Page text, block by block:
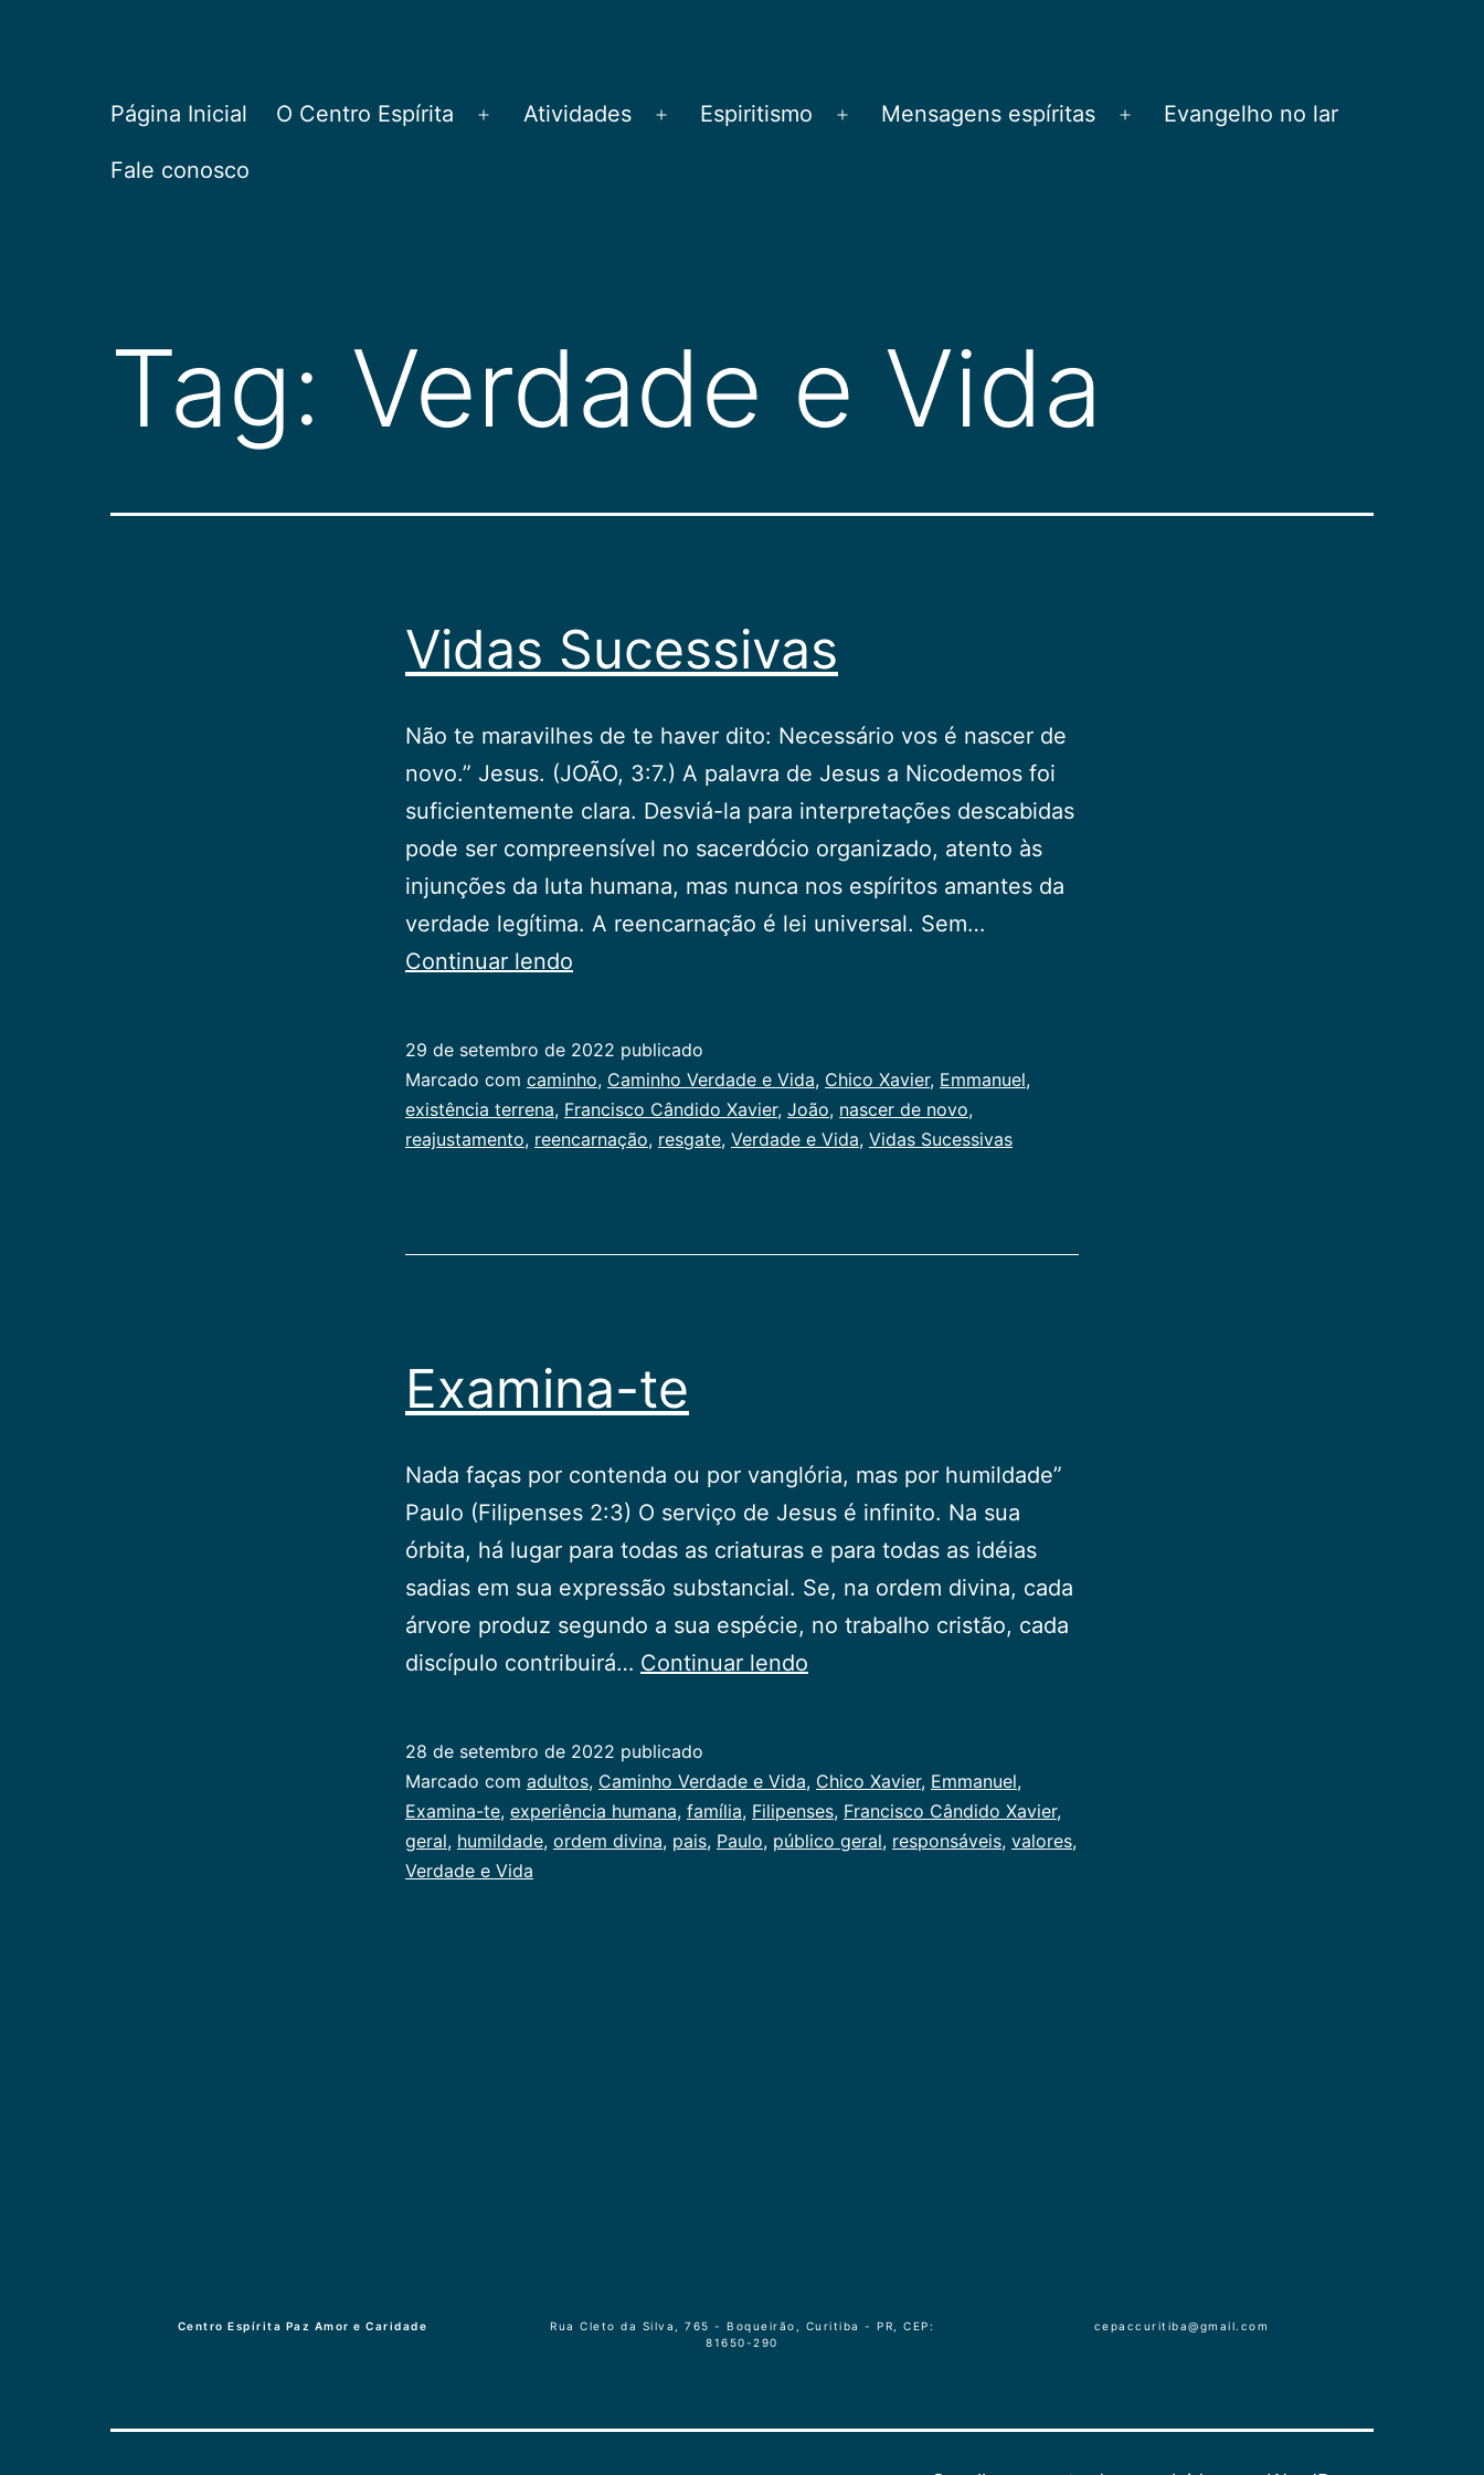
CEPAC
Página Inicial O Centro Espírita
Abrir
Atividades
Abrir
Espiritismo
Abrir
Mensagens espíritas
Abrir
Evangelho no lar
Fale conosco
Tag: Verdade e Vida
Vidas Sucessivas
Não te maravilhes de te haver dito: Necessário vos é nascer de
novo.” Jesus. (JOÃO, 3:7.) A palavra de Jesus a Nicodemos foi
suficientemente clara. Desviá-la para interpretações descabidas
pode ser compreensível no sacerdócio organizado, atento às
injunções da luta humana, mas nunca nos espíritos amantes da
verdade legítima. A reencarnação é lei universal. Sem…
Continuar lendo
29 de setembro de 2022 publicado
Categorizado
como
Publicogeral
Marcado com caminho, Caminho Verdade e Vida, Chico Xavier, Emmanuel,
existência terrena, Francisco Cândido Xavier, João, nascer de novo,
reajustamento, reencarnação, resgate, Verdade e Vida, Vidas Sucessivas
Examina-te
Nada faças por contenda ou por vanglória, mas por humildade”
Paulo (Filipenses 2:3) O serviço de Jesus é infinito. Na sua
órbita, há lugar para todas as criaturas e para todas as idéias
sadias em sua expressão substancial. Se, na ordem divina, cada
árvore produz segundo a sua espécie, no trabalho cristão, cada
discípulo contribuirá… Continuar lendo
28 de setembro de 2022 publicado
Categorizado
como
Publicogeral
Marcado com adultos, Caminho Verdade e Vida, Chico Xavier, Emmanuel,
Examina-te, experiência humana, família, Filipenses, Francisco Cândido Xavier,
geral, humildade, ordem divina, pais, Paulo, público geral, responsáveis, valores,
Verdade e Vida
Centro Espírita Paz Amor e Caridade
Rua Cleto da Silva, 765 - Boqueirão, Curitiba - PR, CEP:
81650-290
cepaccuritiba@gmail.com